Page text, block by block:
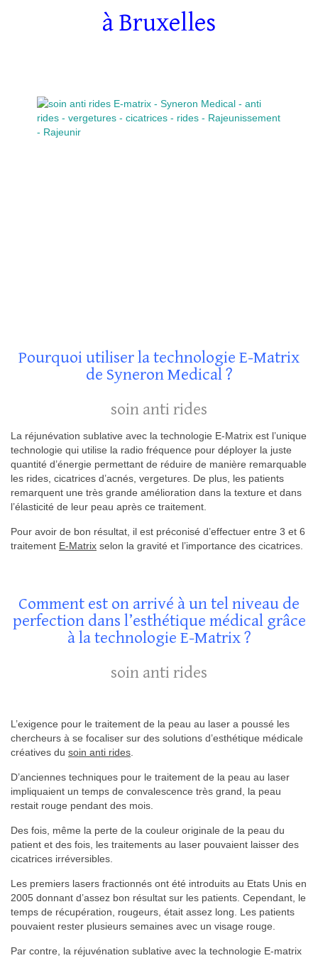
à Bruxelles
Pourquoi utiliser la technologie E-Matrix
de Syneron Medical ?
soin anti rides
La réjunévation sublative avec la technologie E-Matrix est l’unique
technologie qui utilise la radio fréquence pour déployer la juste
quantité d’énergie permettant de réduire de manière remarquable
les rides, cicatrices d’acnés, vergetures. De plus, les patients
remarquent une très grande amélioration dans la texture et dans
l’élasticité de leur peau après ce traitement.
Pour avoir de bon résultat, il est préconisé d’effectuer entre 3 et 6
traitement E-Matrix selon la gravité et l’importance des cicatrices.
Comment est on arrivé à un tel niveau de
perfection dans l’esthétique médical grâce
à la technologie E-Matrix ?
soin anti rides
L’exigence pour le traitement de la peau au laser a poussé les
chercheurs à se focaliser sur des solutions d’esthétique médicale
créatives du soin anti rides
D’anciennes techniques pour le traitement de la peau au laser
impliquaient un temps de convalescence très grand, la peau
restait rouge pendant des mois.
Des fois, même la perte de la couleur originale de la peau du
patient et des fois, les traitements au laser pouvaient laisser des
cicatrices irréversibles.
Les premiers lasers fractionnés ont été introduits au Etats Unis en
2005 donnant d’assez bon résultat sur les patients. Cependant, le
temps de récupération, rougeurs, était assez long. Les patients
pouvaient rester plusieurs semaines avec un visage rouge.
Par contre, la réjuvénation sublative avec la technologie E-matrix